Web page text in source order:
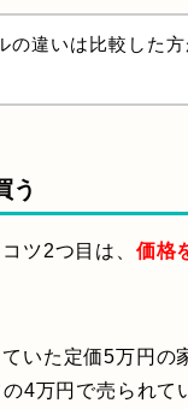
の違いは比較した方
う
ツ2つ目は、 価格
いた定価5万円の
4万円で売られて